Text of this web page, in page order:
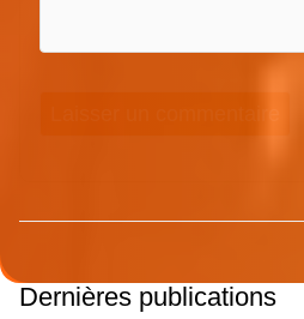
Dernières publications